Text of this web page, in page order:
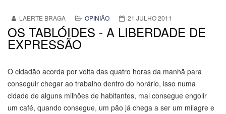
LAERTE BRAGA OPINIÃO 21 JULHO 2011
OS TABLÓIDES - A LIBERDADE DE
EXPRESSÃO
O cidadão acorda por volta das quatro horas da manhã para
conseguir chegar ao trabalho dentro do horário, isso numa
cidade de alguns milhões de habitantes, mal consegue engolir
um café, quando consegue, um pão já chega a ser um milagre e